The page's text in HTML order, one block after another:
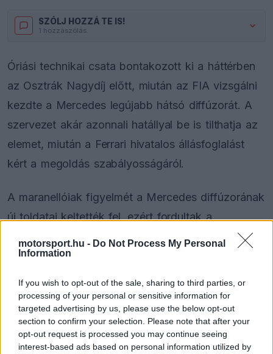
motorsport.hu - Do Not Process My Personal
Information
If you wish to opt-out of the sale, sharing to third parties, or
processing of your personal or sensitive information for
targeted advertising by us, please use the below opt-out
section to confirm your selection. Please note that after your
opt-out request is processed you may continue seeing
interest-based ads based on personal information utilized by
SZÓLJ HOZZÁ TE IS!
1 hozzászólás.
Óriási technikai csata bontakozott ki a háttérben
az Osztrák Nagydíj előtt, miután az FIA vizsgálni
kezdte a Mercedes legújabb hátsó diffúzorát. A
szervezet akár azonnali hatállyal be is tilthatja az
elemet, miután a Ferrari hivatalos állásfoglalást
kért a megoldás szabályosságáról.
A maranellóiak figyelmét a Mercedes diffúzorának
új toldatai keltették fel, ezért fordultak a
beszámolója
szerint a Mercedes most intenzíven próbálja
találják a dizájnt, a betiltást halasszák el a jövő
heti Brit Nagydíjig, mivel az autókkal már
megérkeztek a Red Bull Ringre.